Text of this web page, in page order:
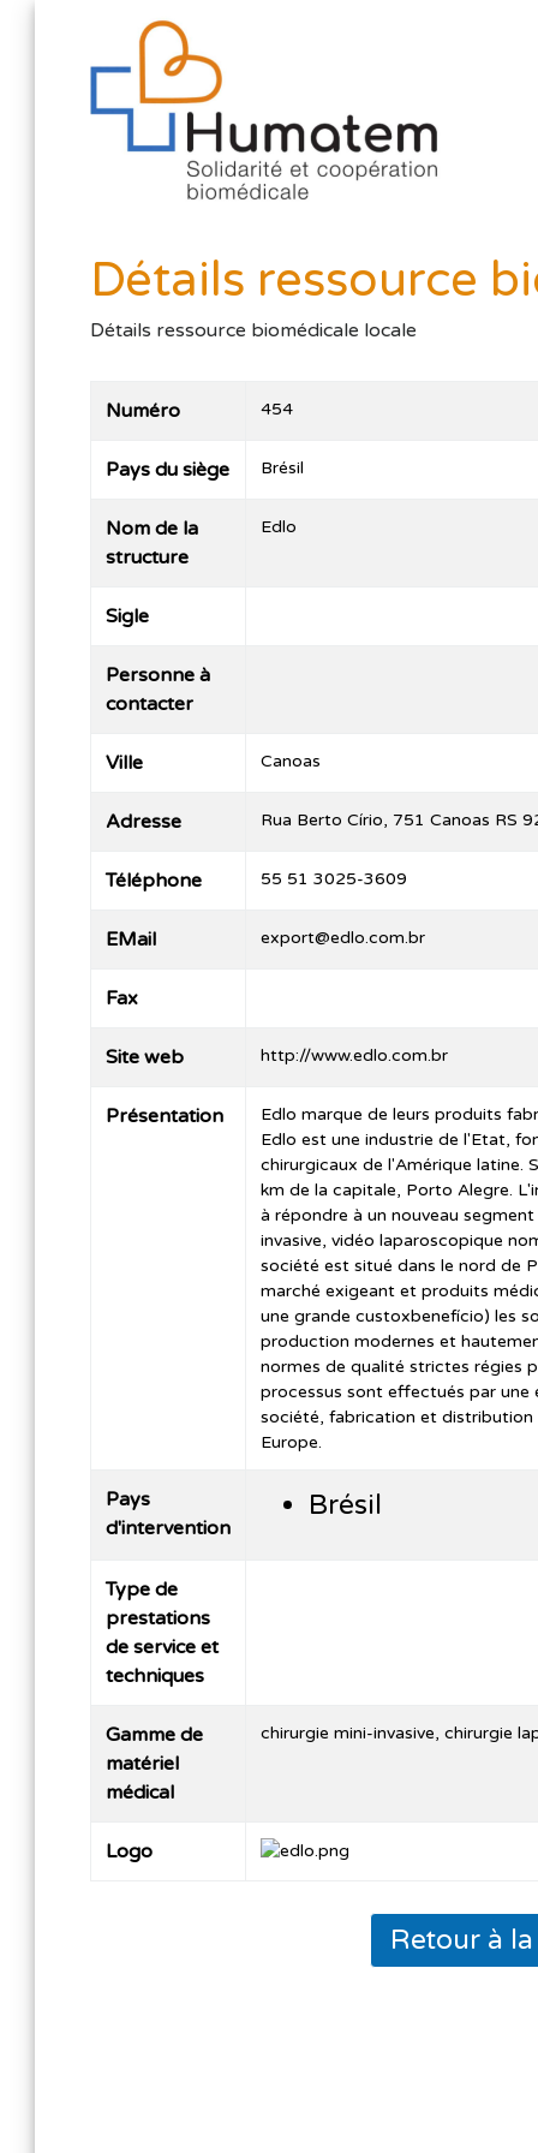
Détails ressource
Détails ressource biomédicale locale
Numéro 454
Pays du siège Brésil
Nom de la
structure
Edlo
Sigle
Personne à
contacter
Ville Canoas
Adresse Rua Berto Círio, 751 Canoas RS
Téléphone 55 51 3025-3609
EMail export@edlo.com.br
Fax
Site web http://www.edlo.com.br
Présentation
Edlo marque de leurs produits
Edlo est une industrie de l'Etat,
chirurgicaux de l'Amérique latine.
km de la capitale, Porto Alegre.
à répondre à un nouveau
invasive, vidéo laparoscopique
société est situé dans le nord de
marché exigeant et produits
une grande custoxbenefício) les
production modernes et
normes de qualité strictes régies
processus sont effectués par une
société, fabrication et
Europe.
Pays
d'intervention
Brésil
Type de
prestations
de service et
techniques
Gamme de
matériel
médical
chirurgie mini-invasive, chirurgie
Logo
Retour à